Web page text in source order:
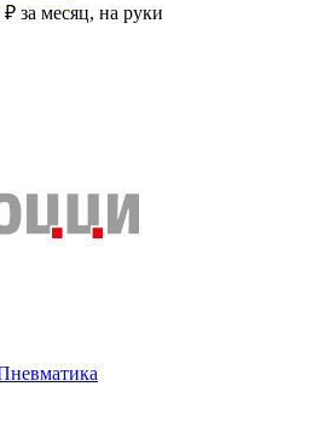
₽ за месяц, на руки